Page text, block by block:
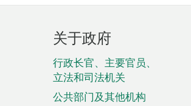
页
脚
菜
单
关于政府
行政长官、主要官员、
立法和司法机关
公共部门及其他机构